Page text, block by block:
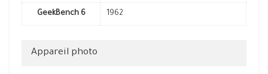
GeekBench 6 1962
Appareil photo